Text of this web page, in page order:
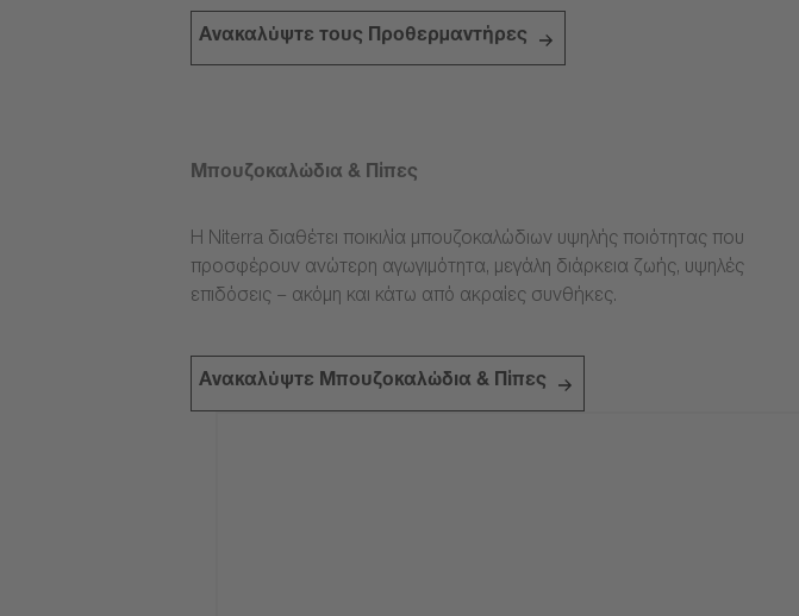
Ανακαλύψτε τους Προθερμαντήρες
Μπουζοκαλώδια & Πίπες
Η Niterra διαθέτει ποικιλία μπουζοκαλώδιων υψηλής ποιότητας που
προσφέρουν ανώτερη αγωγιμότητα, μεγάλη διάρκεια ζωής, υψηλές
επιδόσεις – ακόμη και κάτω από ακραίες συνθήκες.
Ανακαλύψτε Μπουζοκαλώδια & Πίπες